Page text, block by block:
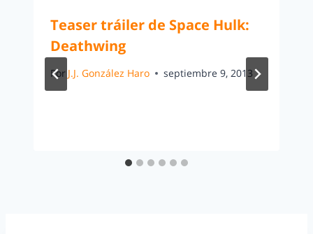
Teaser tráiler de Space Hulk:
Deathwing
Por J.J. González Haro septiembre 9, 2013